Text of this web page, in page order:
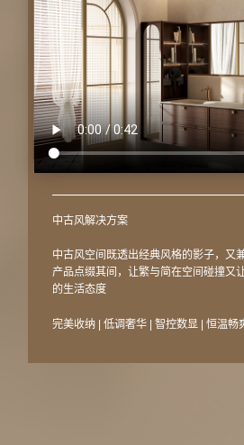
中古风解决方案
中古风空间既透出经典风格的影子，又
产品点缀其间，让繁与简在空间碰撞又
的生活态度
完美收纳 | 低调奢华 | 智控数显 | 恒温畅